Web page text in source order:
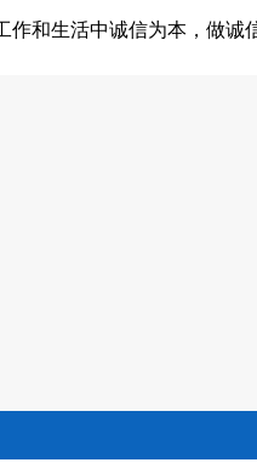
和生活中诚信为本，做诚